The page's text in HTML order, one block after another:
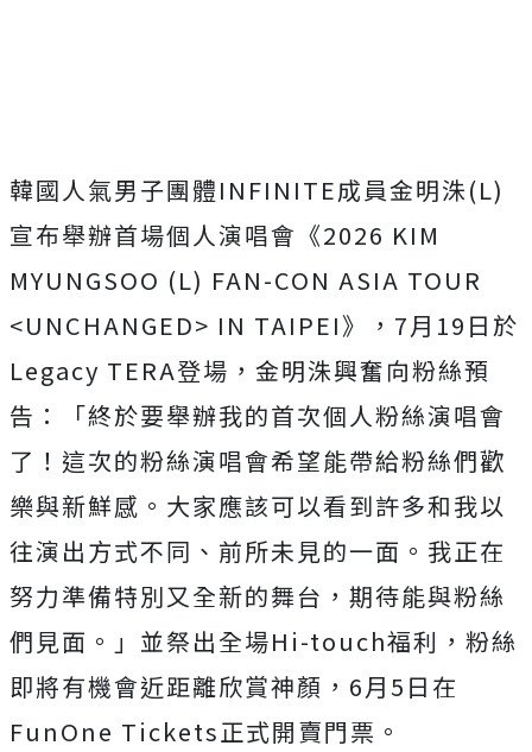
韓國人氣男子團體INFINITE成員金明洙(L)
宣布舉辦首場個人演唱會《2026 KIM
MYUNGSOO (L) FAN-CON ASIA TOUR
<UNCHANGED> IN TAIPEI》，7月19日於
Legacy TERA登場，金明洙興奮向粉絲預
告：「終於要舉辦我的首次個人粉絲演唱會
了！ 這次的粉絲演唱會希望能帶給粉絲們歡
樂與新鮮感。 大家應該可以看到許多和我以
往演出方式不同、前所未見的一面。 我正在
努力準備特別又全新的舞台，期待能與粉絲
們見面。」 並祭出全場Hi-touch福利， 粉絲
即將有機會近距離欣賞神顏，6月5日在
FunOne Tickets正式開賣門票。